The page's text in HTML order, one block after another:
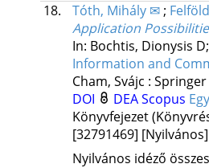
18.
Tóth, Mihály ✉ ;
Application
In: Bochtis, Dionysis
Information and
Cham, Svájc : Springer
DOI
DEAScopus
Könyvfejezet
[32791469] [Nyilvános]
Nyilvános idéző